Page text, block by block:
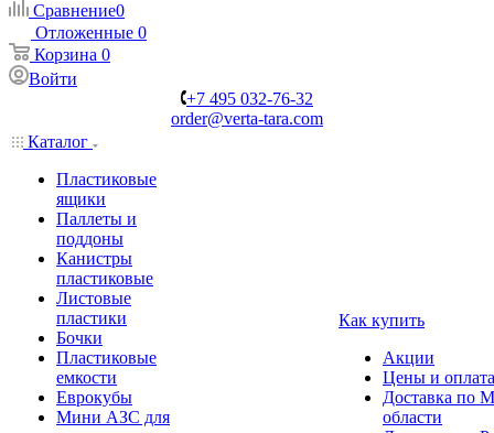
Сравнение0
Отложенные 0
Корзина 0
Войти
+7 495 032-76-32
order@verta-tara.com
Каталог
Пластиковые
ящики
Паллеты и
поддоны
Канистры
пластиковые
Листовые
пластики
Бочки
Пластиковые
емкости
Еврокубы
Мини АЗС для
Как купить
Акции
Цены и оплата
Доставка по
области